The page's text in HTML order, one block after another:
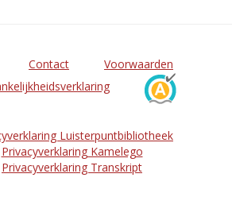
Contact
Voorwaarden
Luisterpuntbibliotheek
Privacyverklaring Kamelego
Privacyverklaring Transkript